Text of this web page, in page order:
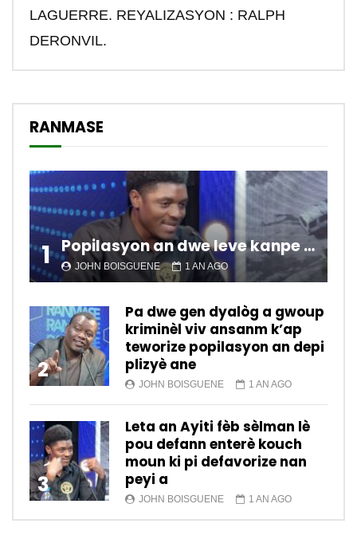
LAGUERRE. REYALIZASYON : RALPH
DERONVIL.
RANMASE
1 Popilasyon an dwe leve kanpe pou chanje sitiyasyon kawotik l’ap viv nan peyi a.
JOHN BOISGUENE 1 AN AGO
2
Pa dwe gen dyalòg a gwoup
kriminèl viv ansanm k’ap
teworize popilasyon an depi
plizyè ane
JOHN BOISGUENE 1 AN AGO
3
Leta an Ayiti fèb sèlman lè
pou defann enterè kouch
moun ki pi defavorize nan
peyi a
JOHN BOISGUENE 1 AN AGO